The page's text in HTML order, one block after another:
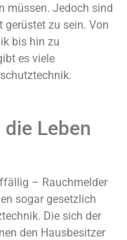
müssen. Jedoch sind
zu sein. Von
bis hin zu
es viele
Leben
– Rauchmelder
sogar gesetzlich
Die sich der
den Hausbesitzer